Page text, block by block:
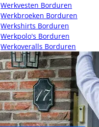
Werkvesten Borduren
Werkbroeken Borduren
Werkshirts Borduren
Werkpolo's Borduren
Werkoveralls Borduren